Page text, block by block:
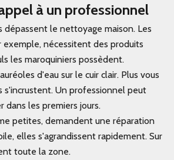
à un professionnel
dépassent le nettoyage maison. Les
exemple, nécessitent des produits
les maroquiniers possèdent.
d'eau sur le cuir clair. Plus vous
s'incrustent. Un professionnel peut
dans les premiers jours.
petites, demandent une réparation
elles s'agrandissent rapidement. Sur
toute la zone.